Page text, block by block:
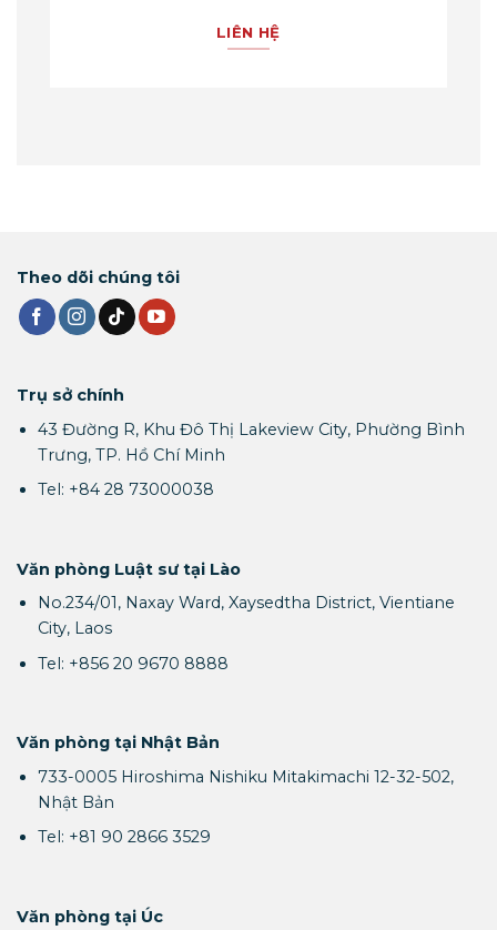
LIÊN HỆ
Theo dõi chúng tôi
Trụ sở chính
43 Đường R, Khu Đô Thị Lakeview City, Phường Bình
Trưng, TP. Hồ Chí Minh
Tel: +84 28 73000038
Văn phòng Luật sư tại Lào
No.234/01, Naxay Ward, Xaysedtha District, Vientiane
City, Laos
Tel: +856 20 9670 8888
Văn phòng tại Nhật Bản
733-0005 Hiroshima Nishiku Mitakimachi 12-32-502,
Nhật Bản
Tel: +81 90 2866 3529
Văn phòng tại Úc